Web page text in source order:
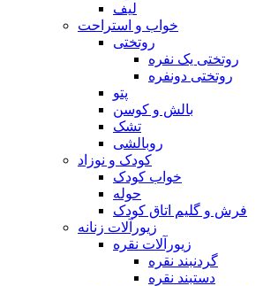
لیف
خواب و استراحت
روتختی
روتختی یک نفره
روتختی دونفره
پتو
بالش و کوسن
تشک
روبالشی
کودک و نوزاد
خواب کودک
حوله
فرش و گلیم اتاق کودک
زیورآلات زنانه
زیورآلات نقره
گردنبند نقره
دستبند نقره